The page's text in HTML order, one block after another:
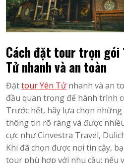
Cách đặt tour trọn gói
Tử nhanh và an toàn
Đặttour Yên Tử nhanh và an
đầu quan trọng để hành trình
Trước hết, hãy lựa chọn
thông tin rõ ràng và được
cực như Cinvestra Travel,
Khi đã chọn được nơi tin cậy,
tour phù hợp với nhu cầu: nếu